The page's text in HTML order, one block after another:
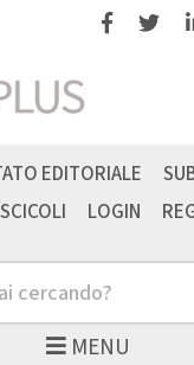
Facebook
MENU
EDITORIALE
LOGIN